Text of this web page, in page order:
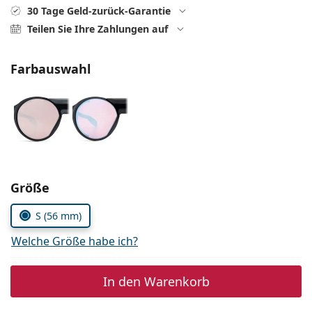
Persol
Prada
Alle Marken
30 Tage Geld-zurück-Garantie
Teilen Sie Ihre Zahlungen auf
Farbauswahl
Parameter wählen
Größe
S (56 mm)
Welche Größe habe ich?
In den Warenkorb